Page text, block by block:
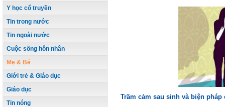
Y học cổ truyền
Tin trong nước
Tin ngoài nước
Cuộc sống hôn nhân
Mẹ & Bé
Giới trẻ & Giáo dục
Giáo dục
Tin nóng
Trầm cảm sau sinh và biện pháp